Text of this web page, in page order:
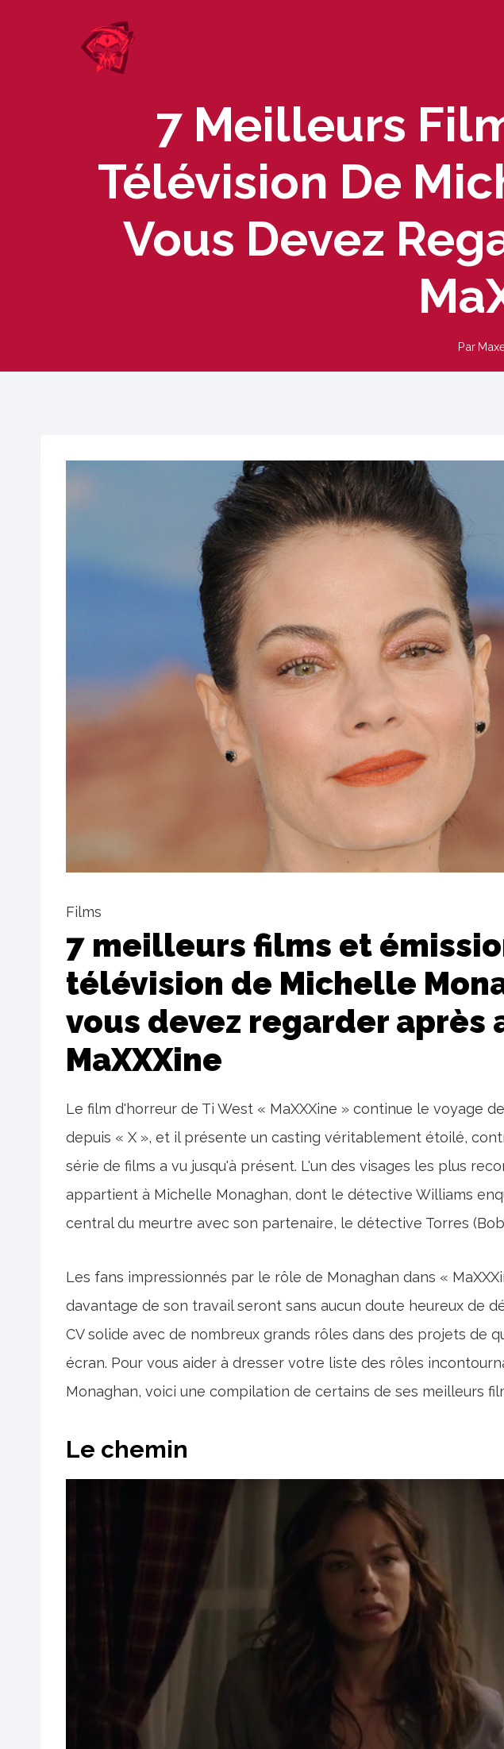
7 Meilleurs
Télévision De
Vous Devez
Par
Films
7 meilleurs films et
télévision de Michelle
vous devez regarder après
MaXXXine
Le film d'horreur de Ti West « MaXXXine » continue le voyage
depuis « X », et il présente un casting véritablement étoilé,
série de films a vu jusqu'à présent. L'un des visages les plus
appartient à Michelle Monaghan, dont le détective Williams
central du meurtre avec son partenaire, le détective Torres
Les fans impressionnés par le rôle de Monaghan dans «
davantage de son travail seront sans aucun doute heureux de
CV solide avec de nombreux grands rôles dans des projets de
écran. Pour vous aider à dresser votre liste des rôles
Monaghan, voici une compilation de certains de ses meilleurs
Le chemin